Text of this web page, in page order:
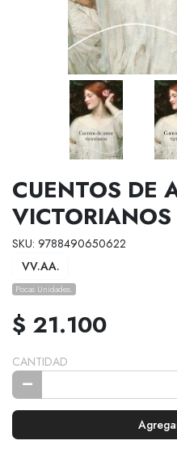
CUENTOS DE
VICTORIANOS
SKU: 9788490650622
VV.AA.
Pocas Unidades.
$ 21.100
CANTIDAD